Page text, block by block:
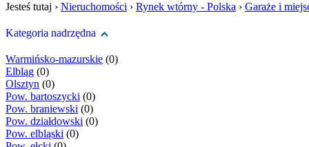
Jesteś tutaj › Nieruchomości › Rynek wtórny - Polska › Garaże i
Kategoria nadrzędna
Warmińsko-mazurskie (0)
Elbląg (0)
Olsztyn (0)
Pow. bartoszycki (0)
Pow. braniewski (0)
Pow. działdowski (0)
Pow. elbląski (0)